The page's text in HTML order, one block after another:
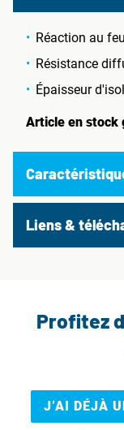
Réaction au
Résistance
Épaisseur
Article en stock
Liens &
Profitez
J’AI DÉJÀ